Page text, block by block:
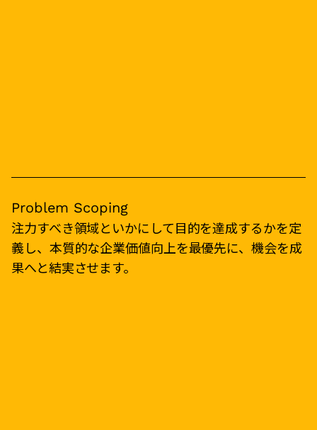
Problem Scoping
注力すべき領域といかにして目的を達成するかを定
義し、本質的な企業価値向上を最優先に、機会を成
果へと結実させます。